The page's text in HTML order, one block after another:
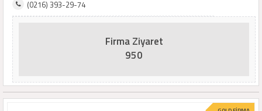
(0216) 393-29-74
Firma Ziyaret
950